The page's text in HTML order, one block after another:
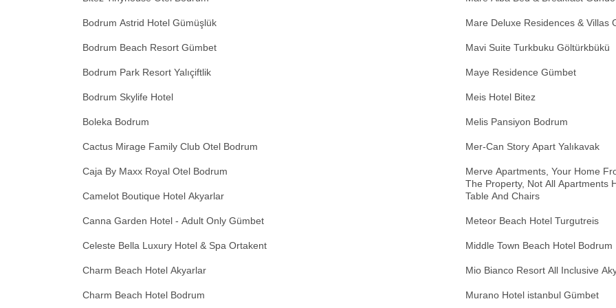
Bodrum Astrid Hotel Gümüşlük
Bodrum Beach Resort Gümbet
Bodrum Park Resort Yalıçiftlik
Bodrum Skylife Hotel
Boleka Bodrum
Cactus Mirage Family Club Otel Bodrum
Caja By Maxx Royal Otel Bodrum
Camelot Boutique Hotel Akyarlar
Canna Garden Hotel - Adult Only Gümbet
Celeste Bella Luxury Hotel & Spa Ortakent
Charm Beach Hotel Akyarlar
Charm Beach Hotel Bodrum
Mare Deluxe Residences & Villas
Mavi Suite Turkbuku Göltürkbükü
Maye Residence Gümbet
Meis Hotel Bitez
Melis Pansiyon Bodrum
Mer-Can Story Apart Yalıkavak
Merve Apartments, Your Home
The Property, Not All Apartments
Table And Chairs
Meteor Beach Hotel Turgutreis
Middle Town Beach Hotel Bodrum
Mio Bianco Resort All Inclusive
Murano Hotel istanbul Gümbet